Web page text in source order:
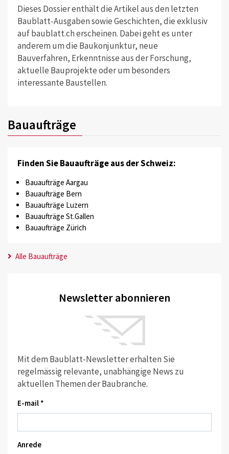
Dieses Dossier enthält die Artikel aus den letzten
Baublatt-Ausgaben sowie Geschichten, die exklusiv
auf baublatt.ch erscheinen. Dabei geht es unter
anderem um die Baukonjunktur, neue
Bauverfahren, Erkenntnisse aus der Forschung,
aktuelle Bauprojekte oder um besonders
interessante Baustellen.
Bauaufträge
Finden Sie Bauaufträge aus der Schweiz:
Bauaufträge Aargau
Bauaufträge Bern
Bauaufträge Luzern
Bauaufträge St.Gallen
Bauaufträge Zürich
Alle Bauaufträge
Newsletter abonnieren
Mit dem Baublatt-Newsletter erhalten Sie
regelmässig relevante, unabhängige News zu
aktuellen Themen der Baubranche.
E-mail *
Anrede